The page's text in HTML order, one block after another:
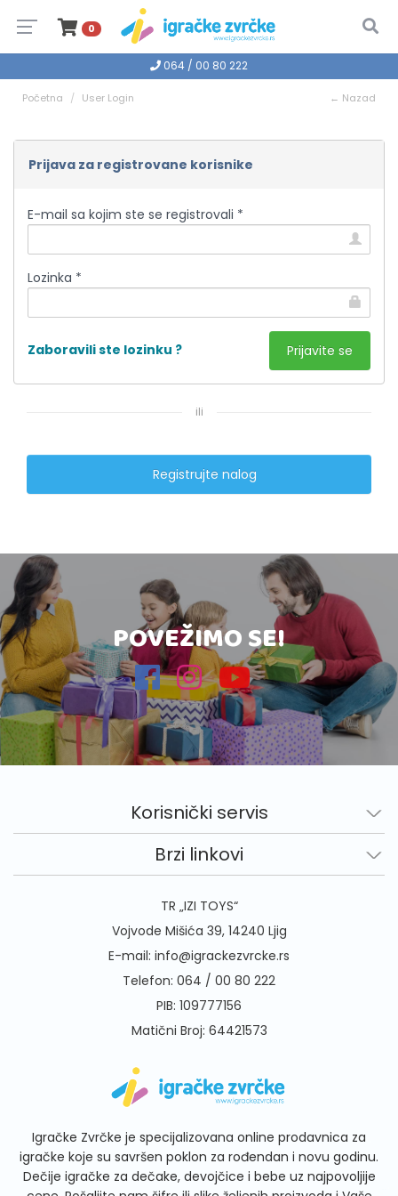
0
064 / 00 80 222
Početna User Login ← Nazad
Prijava za registrovane korisnike
E-mail sa kojim ste se registrovali *
Lozinka *
Zaboravili ste lozinku ?
ili
Registrujte nalog
POVEŽIMO SE!
Korisnički servis
Brzi linkovi
TR „IZI TOYS“
Vojvode Mišića 39, 14240 Ljig
E-mail: info@igrackezvrcke.rs
Telefon: 064 / 00 80 222
PIB: 109777156
Matični Broj: 64421573
Igračke Zvrčke je specijalizovana online prodavnica za
igračke koje su savršen poklon za rođendan i novu godinu.
Dečije igračke za dečake, devojčice i bebe uz najpovoljije